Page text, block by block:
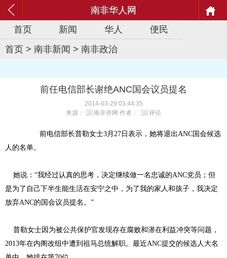
南非华人网
首页
新闻 华人
便民
首页 > 南非新闻 > 南非政治
前任电信部长谢绝ANC国会议员提名
2014-03-29 03:44:35
来源：
南非侨网 作者： 评论
前电信部长普勒女士3月27日表示，她将退出ANC国会候选
人的名单。
她说：“我经过认真的思考，决定继续做一名忠诚的ANC党员；但
是为了自己下半生能生活在安宁之中，为了我的家人和孩子，我决定
放弃ANC的国会议员提名。”
普勒女士因为被公共保护官发现存在腐败和潜在利益冲突等问题，
2013年在内阁改组中遭到祖马总统解职。最近ANC提交的候选人大名